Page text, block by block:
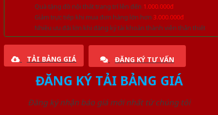
Quà tặng đồ nội thất trang trí lên đến 1.000.000đ
Giảm trực tiếp khi mua đơn hàng lớn hơn 3.000.000đ
Nhiều ưu đãi lớn khi đăng ký tài khoản thành viên thân thiết
TẢI BẢNG GIÁ ĐĂNG KÝ TƯ VẤN
ĐĂNG KÝ TẢI BẢNG GIÁ
Đăng ký nhận báo giá mới nhất từ chúng tôi